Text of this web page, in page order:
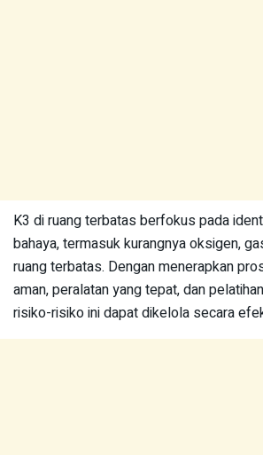
K3 di ruang terbatas berfokus pada
bahaya, termasuk kurangnya oksigen,
ruang terbatas. Dengan menerapkan
aman, peralatan yang tepat, dan
risiko-risiko ini dapat dikelola secara